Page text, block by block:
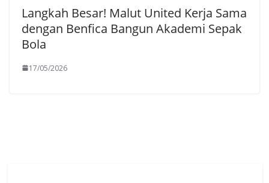
Langkah Besar! Malut United Kerja Sama
dengan Benfica Bangun Akademi Sepak
Bola
17/05/2026